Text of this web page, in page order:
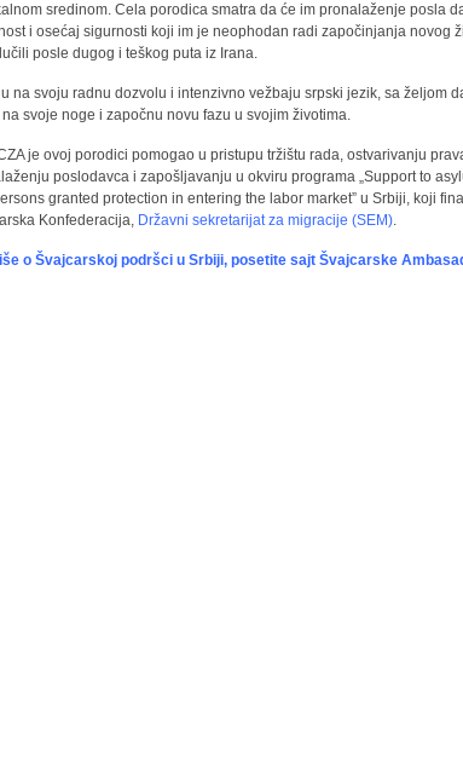
sredinom. Cela porodica smatra da će im pronalaženje posla
i osećaj sigurnosti koji im je neophodan radi započinjanja novog
posle dugog i teškog puta iz Irana.
na svoju radnu dozvolu i intenzivno vežbaju srpski jezik, sa željom
svoje noge i započnu novu fazu u svojim životima.
je ovoj porodici pomogao u pristupu tržištu rada, ostvarivanju
poslodavca i zapošljavanju u okviru programa „Support to
granted protection in entering the labor market” u Srbiji, koji
Konfederacija, Državni sekretarijat za migracije (SEM).
o Švajcarskoj podršci u Srbiji, posetite sajt Švajcarske